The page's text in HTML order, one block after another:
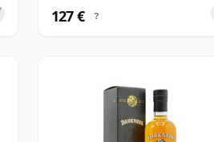
127 € ?